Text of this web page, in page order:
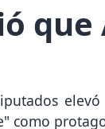
que
como